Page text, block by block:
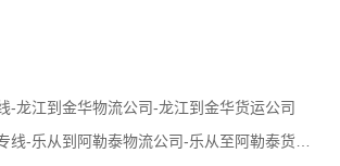
-龙江到金华物流公司-龙江到金华货运公司
乐从到阿勒泰物流专线-乐从到阿勒泰物流公司-乐从至阿勒泰货运公司